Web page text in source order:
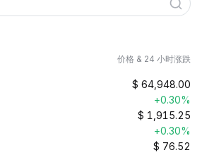
价格 & 24 小时涨跌
$ 64,948.00
+0.30%
$ 1,915.25
+0.30%
$ 76.52